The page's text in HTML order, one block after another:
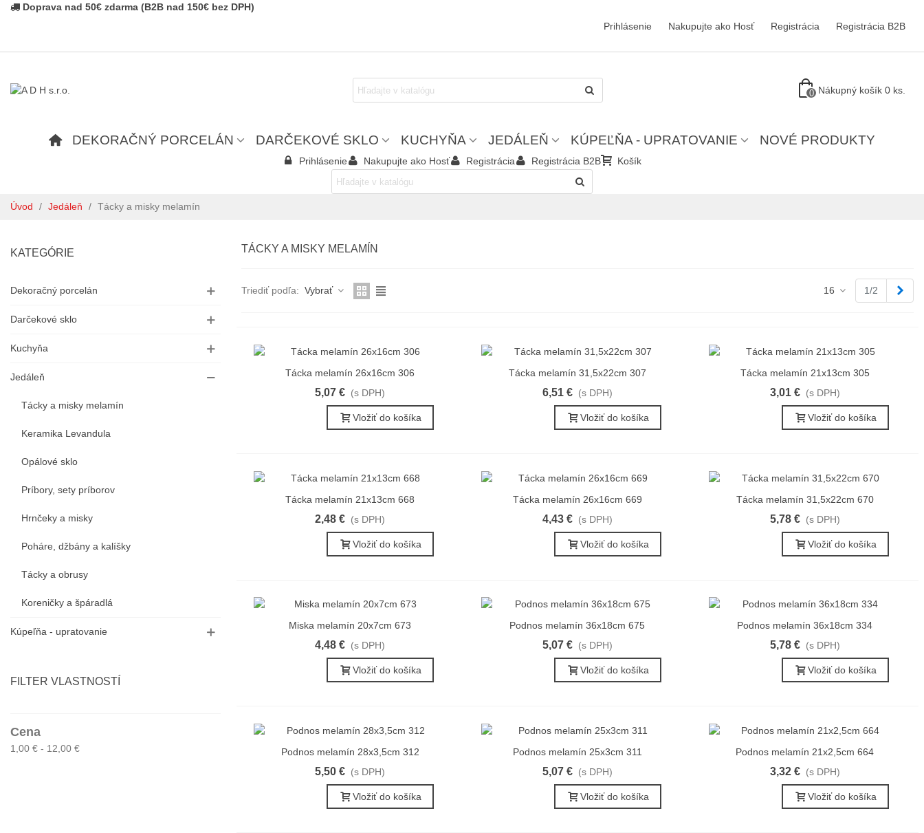
Doprava nad 50€ zdarma (B2B nad 150€ bez DPH)
Prihlásenie
Nakupujte ako Hosť Registrácia Registrácia B2B
0 Nákupný košík 0 ks.
DEKORAČNÝ PORCELÁN DARČEKOVÉ SKLO KUCHYŇA JEDÁLEŇ KÚPEĽŇA - UPRATOVANIE NOVÉ PRODUKTY
Prihlásenie Nakupujte ako Hosť Registrácia Registrácia B2B Košík
Úvod / Jedáleň / Tácky a misky melamín
KATEGÓRIE
Dekoračný porcelán
Darčekové sklo
Kuchyňa
Jedáleň
Tácky a misky melamín
Keramika Levandula
Opálové sklo
Príbory, sety príborov
Hrnčeky a misky
Poháre, džbány a kalíšky
Tácky a obrusy
Koreničky a špáradlá
Kúpeľňa - upratovanie
FILTER VLASTNOSTÍ
Cena
1,00 € - 12,00 €
TÁCKY A MISKY MELAMÍN
Triediť podľa: Vybrať 16 1/2
Rýchly náhľad
Tácka melamín 26x16cm 306
5,07 € (s DPH)
Vložiť do košíka
Rýchly náhľad
Tácka melamín 31,5x22cm 307
6,51 € (s DPH)
Vložiť do košíka
Rýchly náhľad
Tácka melamín 21x13cm 305
3,01 € (s DPH)
Vložiť do košíka
Rýchly náhľad
Tácka melamín 21x13cm 668
2,48 € (s DPH)
Vložiť do košíka
Rýchly náhľad
Tácka melamín 26x16cm 669
4,43 € (s DPH)
Vložiť do košíka
Rýchly náhľad
Tácka melamín 31,5x22cm 670
5,78 € (s DPH)
Vložiť do košíka
Rýchly náhľad
Miska melamín 20x7cm 673
4,48 € (s DPH)
Vložiť do košíka
Rýchly náhľad
Podnos melamín 36x18cm 675
5,07 € (s DPH)
Vložiť do košíka
Rýchly náhľad
Podnos melamín 36x18cm 334
5,78 € (s DPH)
Vložiť do košíka
Rýchly náhľad
Podnos melamín 28x3,5cm 312
5,50 € (s DPH)
Vložiť do košíka
Rýchly náhľad
Podnos melamín 25x3cm 311
5,07 € (s DPH)
Vložiť do košíka
Rýchly náhľad
Podnos melamín 21x2,5cm 664
3,32 € (s DPH)
Vložiť do košíka